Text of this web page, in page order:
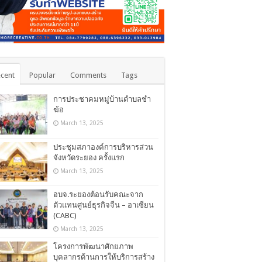
Popular Comments Tags
การประชาคมหมู่บ้านตำบลชำ
ฆ้อ
March 13, 2025
ประชุมสภาองค์การบริหารส่วน
จังหวัดระยอง ครั้งแรก
March 13, 2025
อบจ.ระยองต้อนรับคณะจาก
ตัวแทนศูนย์ธุรกิจจีน – อาเซียน
(CABC)
March 13, 2025
โครงการพัฒนาศักยภาพ
บุคลากรด้านการให้บริการสร้าง